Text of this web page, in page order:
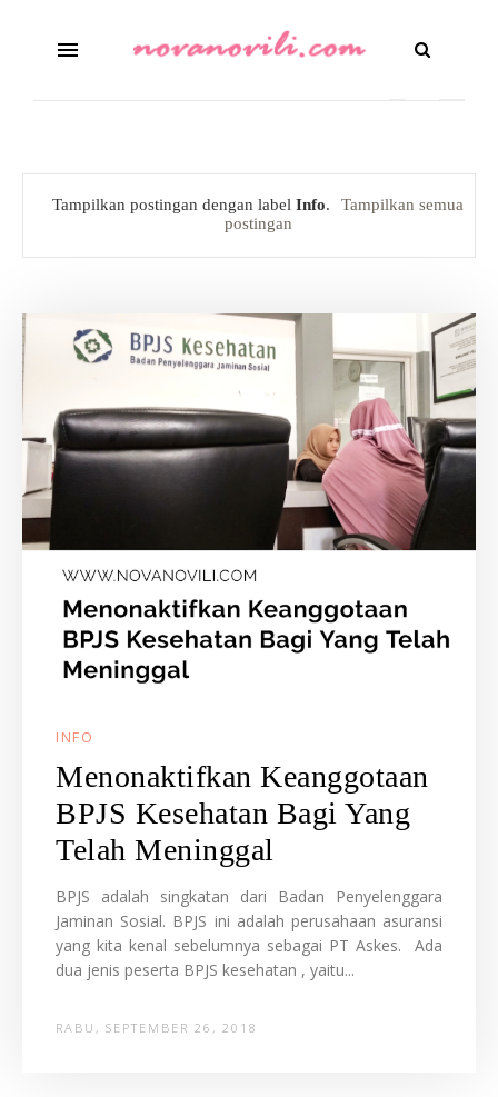
Tampilkan postingan dengan labelInfo.
Tampilkan semua
postingan
INFO
Menonaktifkan Keanggotaan
BPJS Kesehatan Bagi Yang
Telah Meninggal
BPJS adalah singkatan dari Badan Penyelenggara
Jaminan Sosial. BPJS ini adalah perusahaan asuransi
yang kita kenal sebelumnya sebagai PT Askes. Ada
dua jenis peserta BPJS kesehatan , yaitu...
RABU, SEPTEMBER 26, 2018